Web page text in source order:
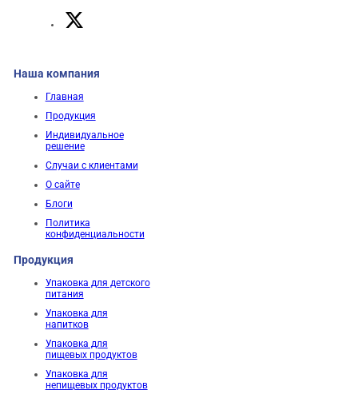
Наша компания
Главная
Продукция
Индивидуальное
решение
Случаи с клиентами
О сайте
Блоги
Политика
конфиденциальности
Продукция
Упаковка для детского
питания
Упаковка для
напитков
Упаковка для
пищевых продуктов
Упаковка для
непищевых продуктов